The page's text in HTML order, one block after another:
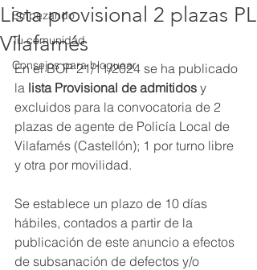
Empezando
Tu comunidad
Consejos para bloguear
Lista provisional 2 plazas PL
Vilafamés
En el BOP 21/11/2024 se ha publicado
la lista Provisional de admitidos y
excluidos para la convocatoria de 2
plazas de agente de Policía Local de
Vilafamés (Castellón); 1 por turno libre
y otra por movilidad.
Se establece un plazo de 10 días
hábiles, contados a partir de la
publicación de este anuncio a efectos
de subsanación de defectos y/o